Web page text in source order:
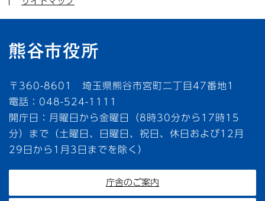
〒360-8601 埼玉県熊谷市宮町二丁目47番地1
電話：048-524-1111
開庁日：月曜日から金曜日（8時30分から17時15
分）まで（土曜日、日曜日、祝日、休日および12月
29日から1月3日までを除く）
庁舎のご案内